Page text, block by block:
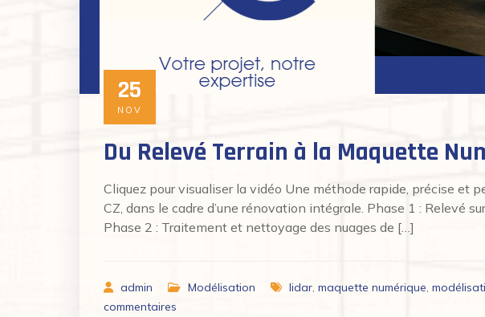
25
NOV
Du Relevé Terrain à la Maquette
Cliquez pour visualiser la vidéo Une méthode rapide, précise et
CZ, dans le cadre d’une rénovation intégrale. Phase 1 : Relevé
Phase 2 : Traitement et nettoyage des nuages de […]
admin Modélisation lidar, maquette numérique,
commentaires